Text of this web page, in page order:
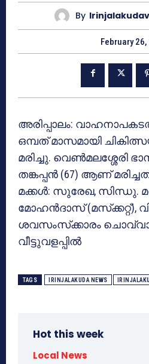
By
February 26,
അരിപ്പാലം:
ഒമ്പത് മാസമായി
മരിച്ചു. വെണ്‍മലശ്ശേരി
തങ്കപ്പന്‍ (67) ആണ്
മക്കള്‍: സുരേഖ, സിന്ധു.
മോഹന്‍ദാസ് (മസ്‌ക്കറ്റ്),
ശവസംസ്‌ക്കാരം
വീട്ടുവളപ്പില്‍
TAGS IRINJALAKUDA NEWS
Hot this week
Local News